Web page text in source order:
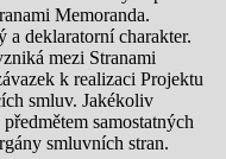
Memoranda.
a deklaratorní charakter.
mezi Stranami
k realizaci Projektu
smluv. Jakékoliv
samostatných
smluvních stran.